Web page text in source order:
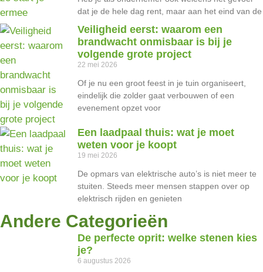
dat je de hele dag rent, maar aan het eind van de
Veiligheid eerst: waarom een
brandwacht onmisbaar is bij je
volgende grote project
22 mei 2026
Of je nu een groot feest in je tuin organiseert,
eindelijk die zolder gaat verbouwen of een
evenement opzet voor
Een laadpaal thuis: wat je moet
weten voor je koopt
19 mei 2026
De opmars van elektrische auto’s is niet meer te
stuiten. Steeds meer mensen stappen over op
elektrisch rijden en genieten
Andere Categorieën
De perfecte oprit: welke stenen kies
je?
6 augustus 2026